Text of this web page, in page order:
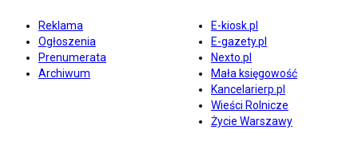
Reklama
Ogłoszenia
Prenumerata
Archiwum
E-kiosk.pl
E-gazety.pl
Nexto.pl
Mała księgowość
Kancelarierp.pl
Wieści Rolnicze
Życie Warszawy